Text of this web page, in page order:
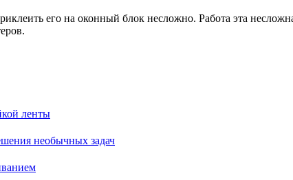
его на оконный блок несложно. Работа эта
ленты
необычных задач